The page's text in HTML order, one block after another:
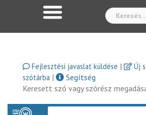
Fejlesztési javaslat küldése |
Új
szótárba |
Segítség
Keresett szó vagy szórész